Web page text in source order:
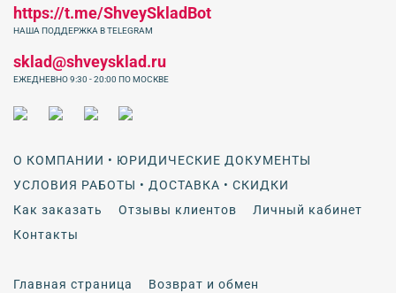
О КОМПАНИИ • ЮРИДИЧЕСКИЕ ДОКУМЕНТЫ
УСЛОВИЯ РАБОТЫ • ДОСТАВКА • СКИДКИ
Как заказать
Отзывы клиентов
Личный кабинет
Контакты
Главная страница
Возврат и обмен
https://t.me/ShveySkladBot
НАША ПОДДЕРЖКА В TELEGRAM
sklad@shveysklad.ru
ЕЖЕДНЕВНО 9:30 - 20:00 ПО МОСКВЕ